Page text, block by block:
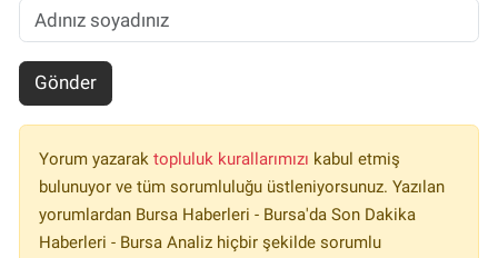
Gönder
Yorum yazarak topluluk kurallarımızı kabul etmiş
bulunuyor ve tüm sorumluluğu üstleniyorsunuz. Yazılan
yorumlardan Bursa Haberleri - Bursa'da Son Dakika
Haberleri - Bursa Analiz hiçbir şekilde sorumlu